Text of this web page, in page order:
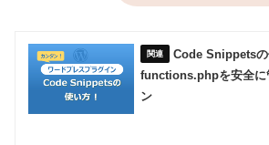
Code Snippetsの
functions.phpを安全に
ン